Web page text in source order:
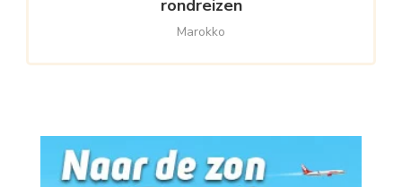
rondreizen
Marokko